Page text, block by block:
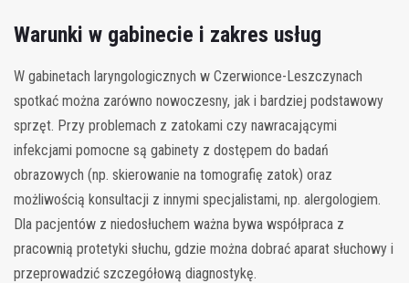
Warunki w gabinecie i zakres usług
W gabinetach laryngologicznych w Czerwionce-Leszczynach
spotkać można zarówno nowoczesny, jak i bardziej podstawowy
sprzęt. Przy problemach z zatokami czy nawracającymi
infekcjami pomocne są gabinety z dostępem do badań
obrazowych (np. skierowanie na tomografię zatok) oraz
możliwością konsultacji z innymi specjalistami, np. alergologiem.
Dla pacjentów z niedosłuchem ważna bywa współpraca z
pracownią protetyki słuchu, gdzie można dobrać aparat słuchowy i
przeprowadzić szczegółową diagnostykę.